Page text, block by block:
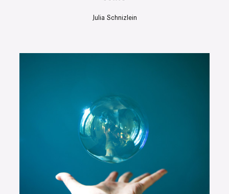
Julia Schnizlein